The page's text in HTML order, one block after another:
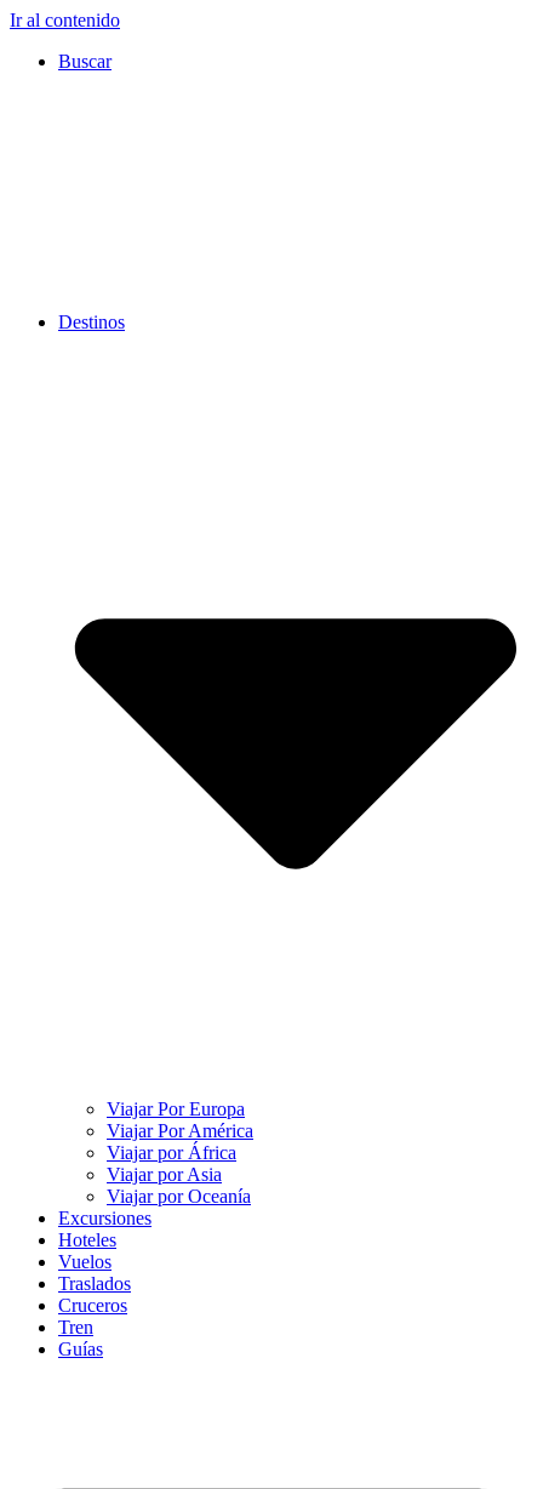
Ir al contenido
Buscar
Destinos
Viajar Por Europa
Viajar Por América
Viajar por África
Viajar por Asia
Viajar por Oceanía
Excursiones
Hoteles
Vuelos
Traslados
Cruceros
Tren
Guías